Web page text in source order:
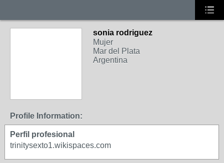
sonia rodriguez
Mujer
Mar del Plata
Argentina
Profile Information:
Perfil profesional
trinitysexto1.wikispaces.com